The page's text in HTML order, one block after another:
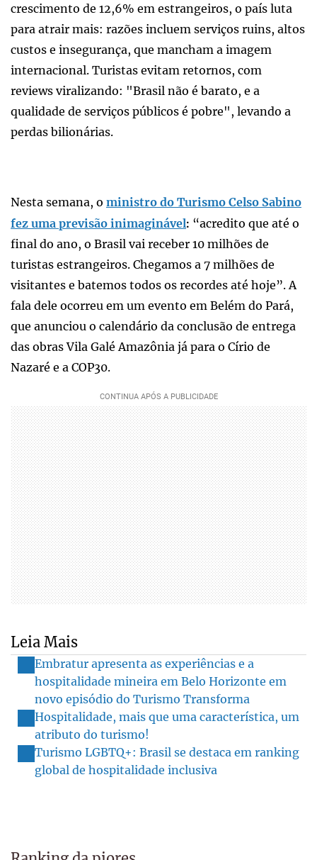
crescimento de 12,6% em estrangeiros, o país luta
para atrair mais: razões incluem serviços ruins, altos
custos e insegurança, que mancham a imagem
internacional. Turistas evitam retornos, com
reviews viralizando: "Brasil não é barato, e a
qualidade de serviços públicos é pobre", levando a
perdas bilionárias.
Nesta semana, o ministro do Turismo Celso Sabino
fez uma previsão inimaginável: “acredito que até o
final do ano, o Brasil vai receber 10 milhões de
turistas estrangeiros. Chegamos a 7 milhões de
visitantes e batemos todos os recordes até hoje”. A
fala dele ocorreu em um evento em Belém do Pará,
que anunciou o calendário da conclusão de entrega
das obras Vila Galé Amazônia já para o Círio de
Nazaré e a COP30.
Leia Mais
Embratur apresenta as experiências e a
hospitalidade mineira em Belo Horizonte em
novo episódio do Turismo Transforma
Hospitalidade, mais que uma característica, um
atributo do turismo!
Turismo LGBTQ+: Brasil se destaca em ranking
global de hospitalidade inclusiva